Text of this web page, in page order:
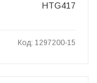
HTG417
Код: 1297200-15